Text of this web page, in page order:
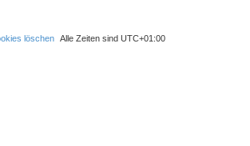
Alle Zeiten sind UTC+01:00
löschen